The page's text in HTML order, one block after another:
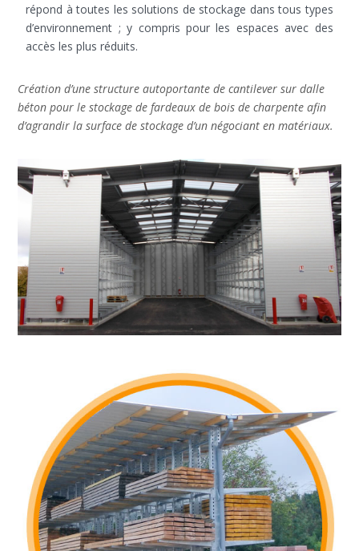
répond à toutes les solutions de stockage dans tous types
d’environnement ; y compris pour les espaces avec des
accès les plus réduits.
Création d’une structure autoportante de cantilever sur dalle
béton pour le stockage de fardeaux de bois de charpente afin
d’agrandir la surface de stockage d’un négociant en matériaux.